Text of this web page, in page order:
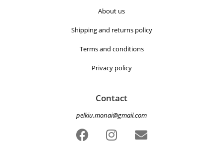
About us
Shipping and returns policy
Terms and conditions
Privacy policy
Contact
pelkiu.monai@gmail.com